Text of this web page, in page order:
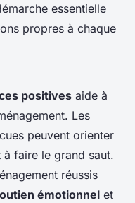
essentielle
propres à chaque
positives aide à
Les
peuvent orienter
à faire le grand saut.
réussis
émotionnel et